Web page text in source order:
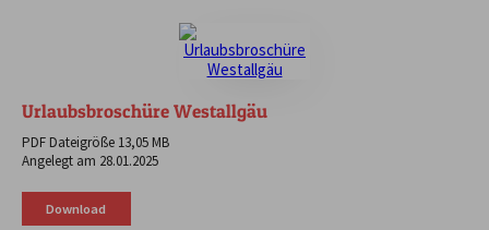
Urlaubsbroschüre Westallgäu
PDF Dateigröße 13,05 MB
Angelegt am 28.01.2025
Download